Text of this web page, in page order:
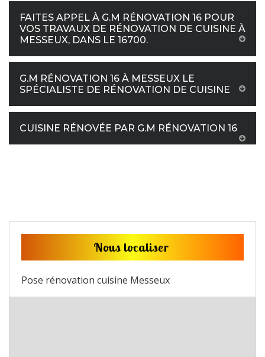
FAITES APPEL À G.M RÉNOVATION 16 POUR
VOS TRAVAUX DE RÉNOVATION DE CUISINE À
MESSEUX, DANS LE 16700.
G.M RÉNOVATION 16 À MESSEUX LE
SPÉCIALISTE DE RÉNOVATION DE CUISINE
CUISINE RÉNOVÉE PAR G.M RÉNOVATION 16
Nous localiser
Pose rénovation cuisine Messeux